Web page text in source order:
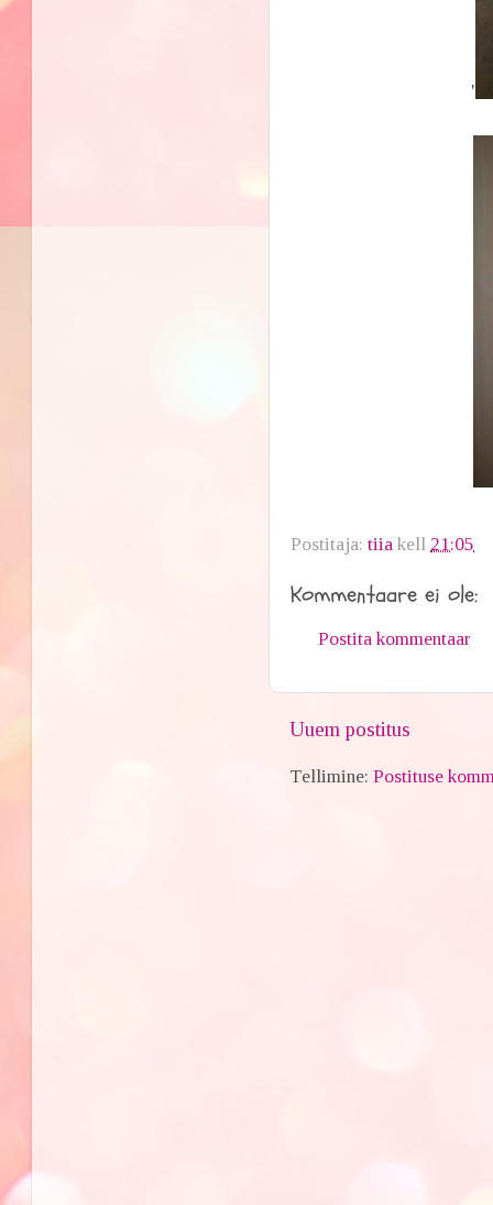
'
Postitaja:tiia kell 21:05
Kommentaare ei ole:
Postita kommentaar
Uuem postitus
Tellimine:Postituse